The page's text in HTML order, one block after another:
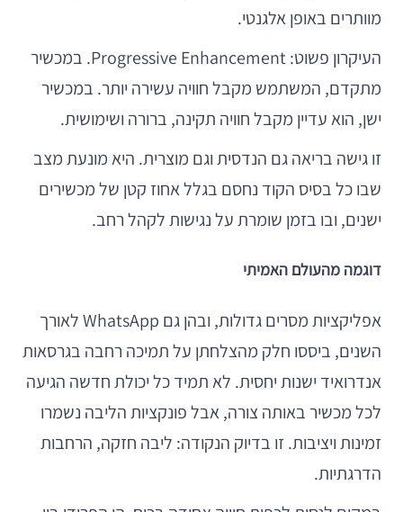
מוותרים באופן אלגנטי.
העיקרון פשוט: Progressive Enhancement. במכשיר
מתקדם, המשתמש מקבל חוויה עשירה יותר. במכשיר
ישן, הוא עדיין מקבל חוויה תקינה, ברורה ושימושית.
זו גישה בריאה גם הנדסית וגם מוצרית. היא מונעת מצב
שבו כל בסיס הקוד נחסם בגלל אחוז קטן של מכשירים
ישנים, ובו בזמן שומרת על נגישות לקהל רחב.
דוגמה מהעולם האמיתי
אפליקציות מסרים גדולות, ובהן גם WhatsApp לאורך
השנים, ביססו חלק מהצלחתן על תמיכה רחבה בגרסאות
אנדרואיד ישנות יחסית. לא תמיד כל יכולת חדשה הגיעה
לכל מכשיר באותה צורה, אבל פונקציות הליבה נשמרו
זמינות ויציבות. זו בדיוק הנקודה: ליבה חזקה, הרחבות
הדרגתיות.